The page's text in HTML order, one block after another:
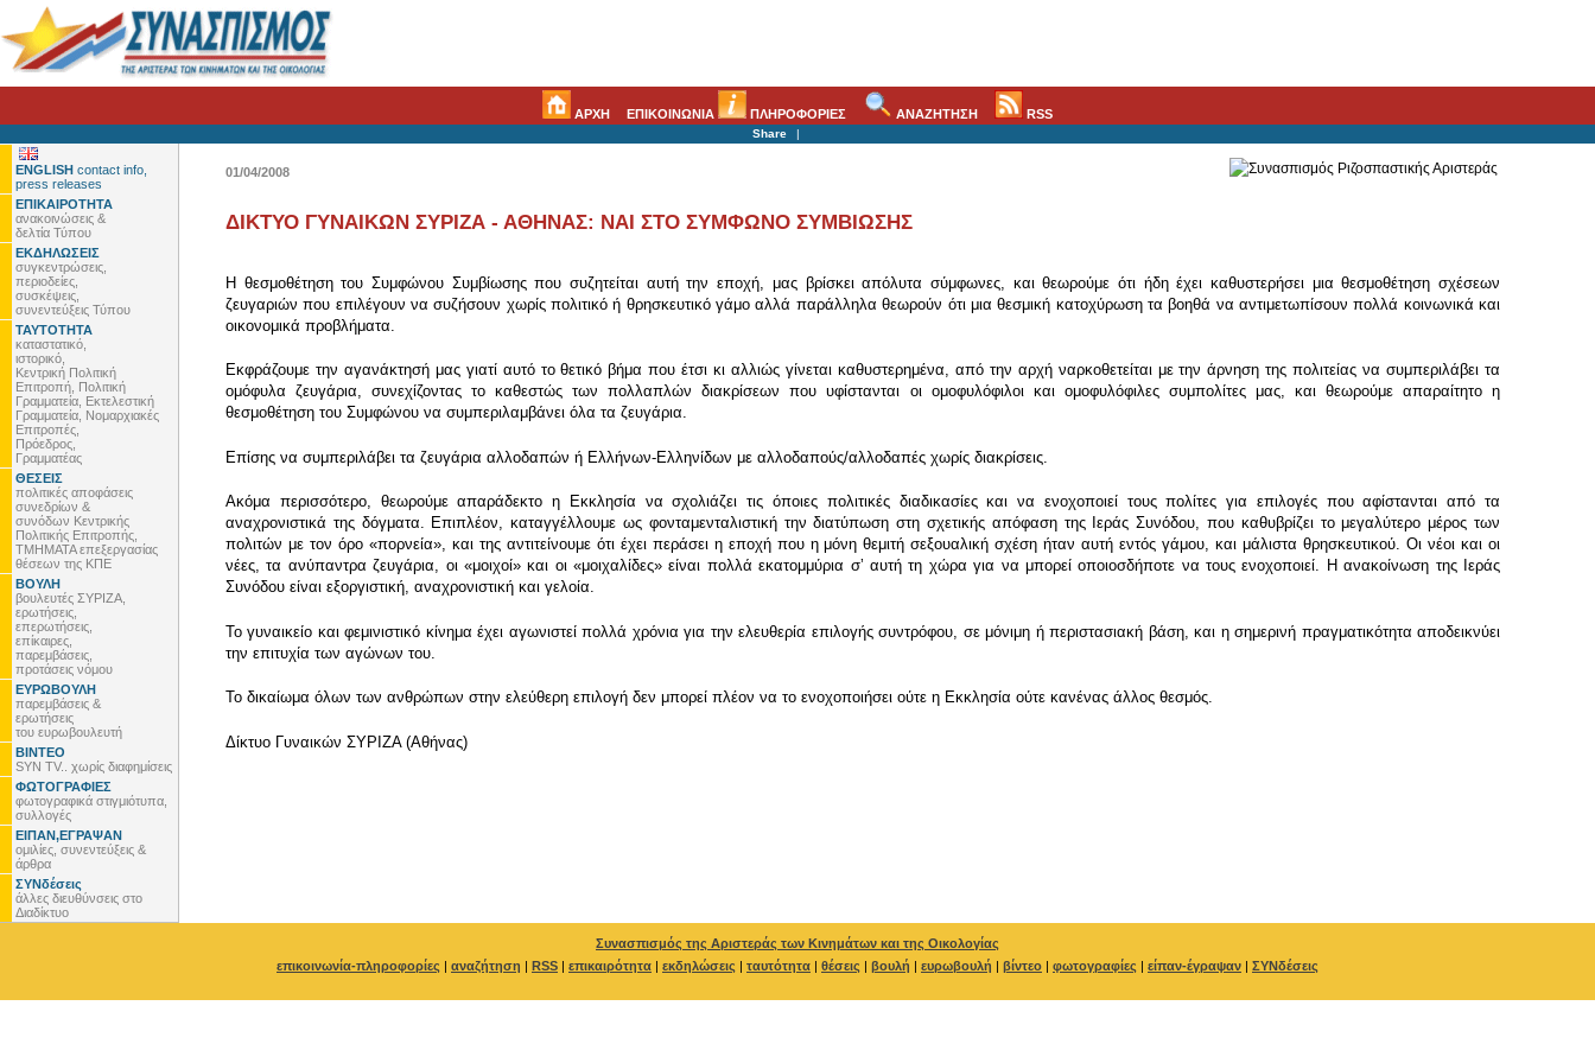
ΑΡΧΗ ΕΠΙΚΟΙΝΩΝΙΑ ΠΛΗΡΟΦΟΡΙΕΣ ΑΝΑΖΗΤΗΣΗ RSS
Share |
ENGLISH contact info,
press releases
ΕΠΙΚΑΙΡΟΤΗΤΑ
ανακοινώσεις &
δελτία Τύπου
ΕΚΔΗΛΩΣΕΙΣ
συγκεντρώσεις,
περιοδείες,
συσκέψεις,
συνεντεύξεις Τύπου
ΤΑΥΤΟΤΗΤΑ
καταστατικό,
ιστορικό,
Κεντρική Πολιτική
Επιτροπή, Πολιτική
Γραμματεία, Εκτελεστική
Γραμματεία, Νομαρχιακές
Επιτροπές,
Πρόεδρος,
Γραμματέας
ΘΕΣΕΙΣ
πολιτικές αποφάσεις
συνεδρίων &
συνόδων Κεντρικής
Πολιτικής Επιτροπής,
ΤΜΗΜΑΤΑ επεξεργασίας
θέσεων της ΚΠΕ
ΒΟΥΛΗ
βουλευτές ΣΥΡΙΖΑ,
ερωτήσεις,
επερωτήσεις,
επίκαιρες,
παρεμβάσεις,
προτάσεις νόμου
ΕΥΡΩΒΟΥΛΗ
παρεμβάσεις &
ερωτήσεις
του ευρωβουλευτή
ΒΙΝΤΕΟ
SYN TV.. χωρίς διαφημίσεις
ΦΩΤΟΓΡΑΦΙΕΣ
φωτογραφικά στιγμιότυπα,
συλλογές
ΕΙΠΑΝ,ΕΓΡΑΨΑΝ
ομιλίες, συνεντεύξεις &
άρθρα
ΣΥΝδέσεις
άλλες διευθύνσεις στο
Διαδίκτυο
01/04/2008
ΔΙΚΤΥΟ ΓΥΝΑΙΚΩΝ ΣΥΡΙΖΑ - ΑΘΗΝΑΣ: ΝΑΙ ΣΤΟ ΣΥΜΦΩΝΟ ΣΥΜΒΙΩΣΗΣ
Η θεσμοθέτηση του Συμφώνου Συμβίωσης που συζητείται αυτή την εποχή, μας βρίσκει απόλυτα σύμφωνες, και θεωρούμε ότι ήδη έχει καθυστερήσει μια θεσμοθέτηση σχέσεων
ζευγαριών που επιλέγουν να συζήσουν χωρίς πολιτικό ή θρησκευτικό γάμο αλλά παράλληλα θεωρούν ότι μια θεσμική κατοχύρωση τα βοηθά να αντιμετωπίσουν πολλά κοινωνικά και
οικονομικά προβλήματα.
Εκφράζουμε την αγανάκτησή μας γιατί αυτό το θετικό βήμα που έτσι κι αλλιώς γίνεται καθυστερημένα, από την αρχή ναρκοθετείται με την άρνηση της πολιτείας να συμπεριλάβει τα
ομόφυλα ζευγάρια, συνεχίζοντας το καθεστώς των πολλαπλών διακρίσεων που υφίστανται οι ομοφυλόφιλοι και ομοφυλόφιλες συμπολίτες μας, και θεωρούμε απαραίτητο η
θεσμοθέτηση του Συμφώνου να συμπεριλαμβάνει όλα τα ζευγάρια.
Επίσης να συμπεριλάβει τα ζευγάρια αλλοδαπών ή Ελλήνων-Ελληνίδων με αλλοδαπούς/αλλοδαπές χωρίς διακρίσεις.
Ακόμα περισσότερο, θεωρούμε απαράδεκτο η Εκκλησία να σχολιάζει τις όποιες πολιτικές διαδικασίες και να ενοχοποιεί τους πολίτες για επιλογές που αφίστανται από τα
αναχρονιστικά της δόγματα. Επιπλέον, καταγγέλλουμε ως φονταμενταλιστική την διατύπωση στη σχετικής απόφαση της Ιεράς Συνόδου, που καθυβρίζει το μεγαλύτερο μέρος των
πολιτών με τον όρο «πορνεία», και της αντιτείνουμε ότι έχει περάσει η εποχή που η μόνη θεμιτή σεξουαλική σχέση ήταν αυτή εντός γάμου, και μάλιστα θρησκευτικού. Οι νέοι και οι
νέες, τα ανύπαντρα ζευγάρια, οι «μοιχοί» και οι «μοιχαλίδες» είναι πολλά εκατομμύρια σʼ αυτή τη χώρα για να μπορεί οποιοσδήποτε να τους ενοχοποιεί. Η ανακοίνωση της Ιεράς
Συνόδου είναι εξοργιστική, αναχρονιστική και γελοία.
Το γυναικείο και φεμινιστικό κίνημα έχει αγωνιστεί πολλά χρόνια για την ελευθερία επιλογής συντρόφου, σε μόνιμη ή περιστασιακή βάση, και η σημερινή πραγματικότητα αποδεικνύει
την επιτυχία των αγώνων του.
Το δικαίωμα όλων των ανθρώπων στην ελεύθερη επιλογή δεν μπορεί πλέον να το ενοχοποιήσει ούτε η Εκκλησία ούτε κανένας άλλος θεσμός.
Δίκτυο Γυναικών ΣΥΡΙΖΑ (Αθήνας)
Συνασπισμός της Αριστεράς των Κινημάτων και της Οικολογίας
επικοινωνία-πληροφορίες | αναζήτηση | RSS | επικαιρότητα | εκδηλώσεις | ταυτότητα | θέσεις | βουλή | ευρωβουλή | βίντεο | φωτογραφίες | είπαν-έγραψαν | ΣΥΝδέσεις